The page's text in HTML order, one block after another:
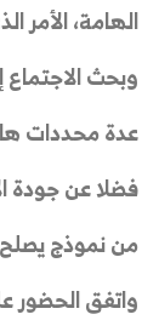
الهامة، الأمر
وبحث الاجتماع
عدة محددات
فضلا عن جودة
من نموذج يصلح
واتفق